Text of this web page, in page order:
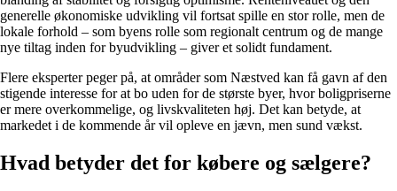
generelle økonomiske udvikling vil fortsat spille en stor rolle, men de
lokale forhold – som byens rolle som regionalt centrum og de mange
nye tiltag inden for byudvikling – giver et solidt fundament.
Flere eksperter peger på, at områder som Næstved kan få gavn af den
stigende interesse for at bo uden for de største byer, hvor boligpriserne
er mere overkommelige, og livskvaliteten høj. Det kan betyde, at
markedet i de kommende år vil opleve en jævn, men sund vækst.
Hvad betyder det for købere og sælgere?